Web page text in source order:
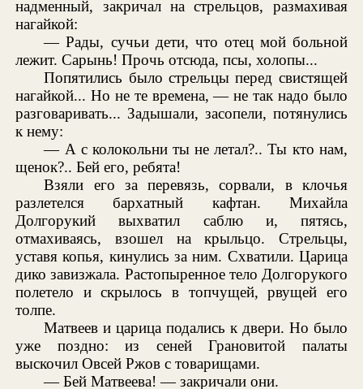
надменный, закричал на стрельцов, размахивая
нагайкой:
— Рады, сучьи дети, что отец мой больной
лежит. Сарынь! Прочь отсюда, псы, холопы...
Попятились было стрельцы перед свистящей
нагайкой... Но не те времена, — не так надо было
разговаривать... Задышали, засопели, потянулись
к нему:
— А с колокольни ты не летал?.. Ты кто нам,
щенок?.. Бей его, ребята!
Взяли его за перевязь, сорвали, в клочья
разлетелся бархатный кафтан. Михайла
Долгорукий выхватил саблю и, пятясь,
отмахиваясь, взошел на крыльцо. Стрельцы,
уставя копья, кинулись за ним. Схватили. Царица
дико завизжала. Растопыренное тело Долгорукого
полетело и скрылось в топчущей, рвущей его
толпе.
Матвеев и царица подались к двери. Но было
уже поздно: из сеней Грановитой палаты
выскочил Овсей Ржов с товарищами.
— Бей Матвеева! — закричали они.